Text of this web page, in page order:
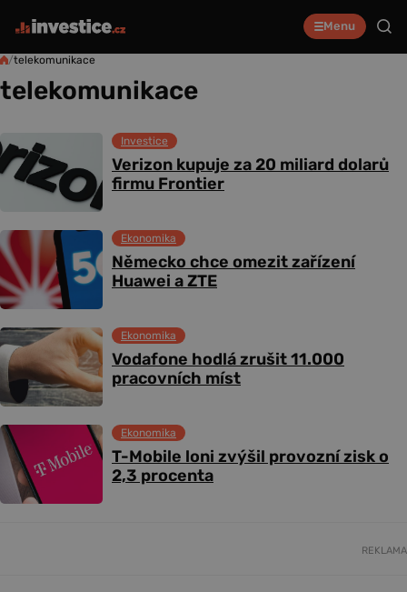
Menu
/telekomunikace
telekomunikace
Verizon kupuje za 20 miliard dolarů
firmu Frontier
Investice
Německo chce omezit zařízení
Huawei a ZTE
Ekonomika
Vodafone hodlá zrušit 11.000
pracovních míst
Ekonomika
T-Mobile loni zvýšil provozní zisk o
2,3 procenta
Ekonomika
REKLAMA